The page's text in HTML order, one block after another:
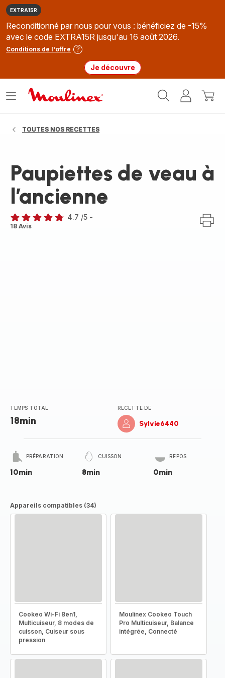
EXTRA15R
Reconditionné par nous pour vous : bénéficiez de -15%
avec le code EXTRA15R jusqu'au 16 août 2026.
Conditions de l'offre
Je découvre
MonMon
Ouvrir
TOUTES NOS RECETTES
Paupiettes de veau à
l’ancienne
ratings.4.7
4.7 /5 -
18 Avis
TEMPS TOTAL
18min
RECETTE DE
Sylvie6440
PRÉPARATION
10min
CUISSON
8min
REPOS
0min
Appareils compatibles (34)
Cookeo Wi-Fi 8en1,
Multicuiseur, 8 modes de
cuisson, Cuiseur sous
pression
Moulinex Cookeo Touch
Pro Multicuiseur, Balance
intégrée, Connecté